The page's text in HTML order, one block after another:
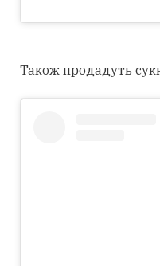
Також продадуть